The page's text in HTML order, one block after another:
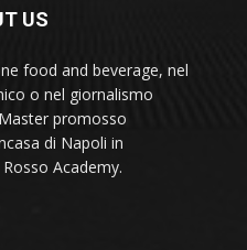
US
food and beverage, nel
o nel giornalismo
promosso
di Napoli in
Academy.